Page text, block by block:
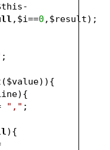
-
, $i==0 , $result);
;
$value)){
){
"," ;
){